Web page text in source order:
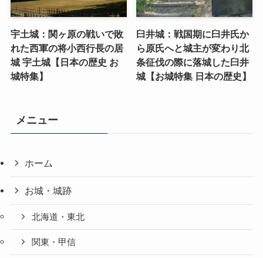
宇土城：関ヶ原の戦いで敗
れた西軍の将小西行長の居
城 宇土城【日本の歴史 お
城特集】
臼井城：戦国期に臼井氏か
ら原氏へと城主が変わり北
条征伐の際に落城した臼井
城【お城特集 日本の歴史】
メニュー
ホーム
お城・城跡
北海道・東北
関東・甲信